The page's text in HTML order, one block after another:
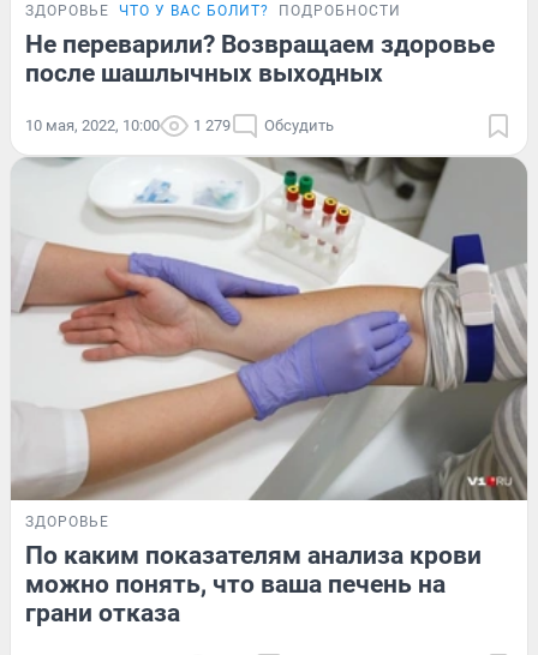
ЗДОРОВЬЕ ЧТО У ВАС БОЛИТ? ПОДРОБНОСТИ
Не переварили? Возвращаем здоровье
после шашлычных выходных
10 мая, 2022, 10:00 1 279 Обсудить
ЗДОРОВЬЕ
По каким показателям анализа крови
можно понять, что ваша печень на
грани отказа